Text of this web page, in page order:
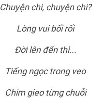
Chuyện chi, chuyện chi?
Lòng vui bối rối
Đời lên đến thì...
Tiếng ngọc trong veo
Chim gieo từng chuỗi